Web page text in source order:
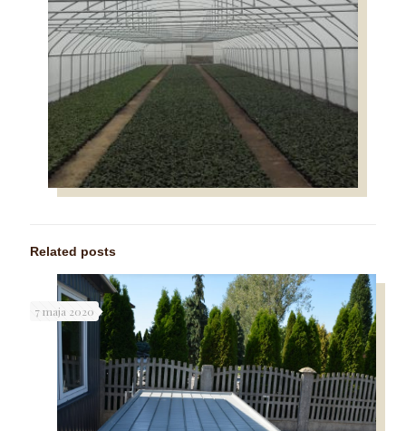
Related posts
7 maja 2020